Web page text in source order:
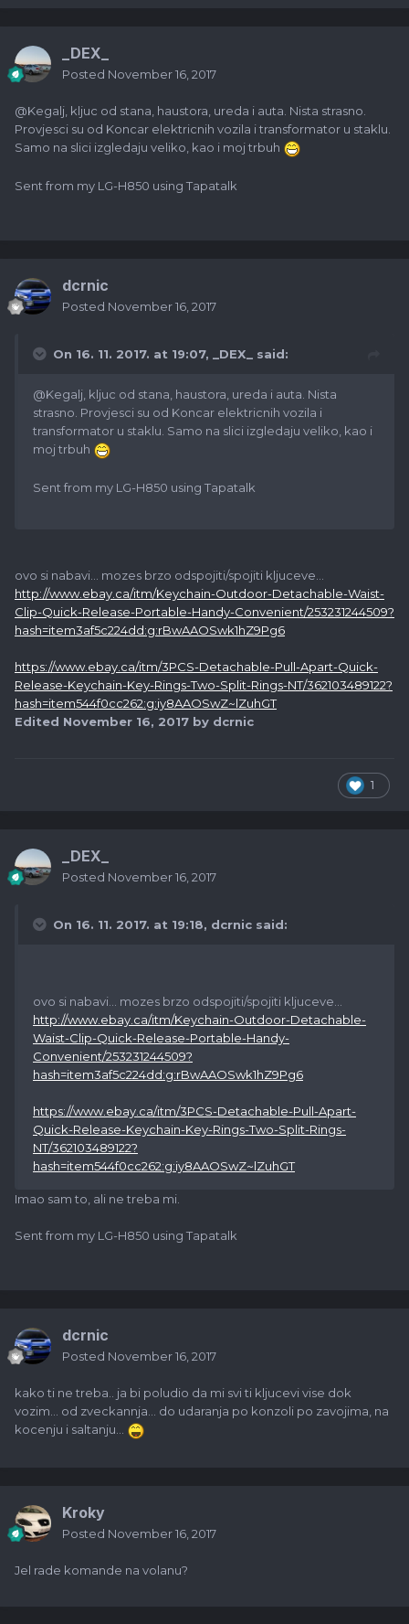
_DEX_
Posted November 16, 2017
@Kegalj, kljuc od stana, haustora, ureda i auta. Nista strasno.
Provjesci su od Koncar elektricnih vozila i transformator u staklu.
Samo na slici izgledaju veliko, kao i moj trbuh
Sent from my LG-H850 using Tapatalk
dcrnic
Posted November 16, 2017
On 16. 11. 2017. at 19:07, _DEX_ said:
@Kegalj, kljuc od stana, haustora, ureda i auta. Nista
strasno. Provjesci su od Koncar elektricnih vozila i
transformator u staklu. Samo na slici izgledaju veliko, kao i
moj trbuh
Sent from my LG-H850 using Tapatalk
ovo si nabavi... mozes brzo odspojiti/spojiti kljuceve...
http://www.ebay.ca/itm/Keychain-Outdoor-Detachable-Waist-
Clip-Quick-Release-Portable-Handy-Convenient/253231244509?
hash=item3af5c224dd:g:rBwAAOSwk1hZ9Pg6
https://www.ebay.ca/itm/3PCS-Detachable-Pull-Apart-Quick-
Release-Keychain-Key-Rings-Two-Split-Rings-NT/362103489122?
hash=item544f0cc262:g:iy8AAOSwZ~lZuhGT
Edited November 16, 2017 by dcrnic
1
_DEX_
Posted November 16, 2017
On 16. 11. 2017. at 19:18, dcrnic said:
ovo si nabavi... mozes brzo odspojiti/spojiti kljuceve...
http://www.ebay.ca/itm/Keychain-Outdoor-Detachable-
Waist-Clip-Quick-Release-Portable-Handy-
Convenient/253231244509?
hash=item3af5c224dd:g:rBwAAOSwk1hZ9Pg6
https://www.ebay.ca/itm/3PCS-Detachable-Pull-Apart-
Quick-Release-Keychain-Key-Rings-Two-Split-Rings-
NT/362103489122?
hash=item544f0cc262:g:iy8AAOSwZ~lZuhGT
Imao sam to, ali ne treba mi.
Sent from my LG-H850 using Tapatalk
dcrnic
Posted November 16, 2017
kako ti ne treba.. ja bi poludio da mi svi ti kljucevi vise dok
vozim... od zveckannja... do udaranja po konzoli po zavojima, na
kocenju i saltanju...
Kroky
Posted November 16, 2017
Jel rade komande na volanu?